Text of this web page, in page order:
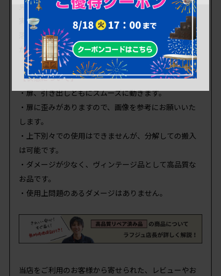
見た目に美しいだけではなく
実用性も兼ね備えた一品です。
落ち着きのある上質な空間づくりにいかがでしょう
か。
【状態について】
・扉、引き出しともにスムーズに動きます。
・扉に歪みがありますので、画像を参考にお願いいた
します。
・上下別々での使用はできませんが、分解しての搬入
は可能です。
・ダメージが少なく、ヴィンテージ品として高品質な
お品です。
・使用上問題のあるダメージはありません。
当店をご利用のお客様から寄せられた、レビューやお